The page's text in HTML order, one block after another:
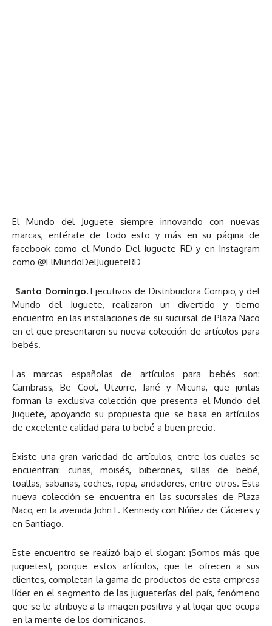
El Mundo del Juguete siempre innovando con nuevas
marcas, entérate de todo esto y más en su página de
facebook como el Mundo Del Juguete RD y en Instagram
como @ElMundoDelJugueteRD
Santo Domingo.Ejecutivos de Distribuidora Corripio, y del
Mundo del Juguete, realizaron un divertido y tierno
encuentro en las instalaciones de su sucursal de Plaza Naco
en el que presentaron su nueva colección de artículos para
bebés.
Las marcas españolas de artículos para bebés son:
Cambrass, Be Cool, Utzurre, Jané y Micuna, que juntas
forman la exclusiva colección que presenta el Mundo del
Juguete, apoyando su propuesta que se basa en artículos
de excelente calidad para tu bebé a buen precio.
Existe una gran variedad de artículos, entre los cuales se
encuentran: cunas, moisés, biberones, sillas de bebé,
toallas, sabanas, coches, ropa, andadores, entre otros. Esta
nueva colección se encuentra en las sucursales de Plaza
Naco, en la avenida John F. Kennedy con Núñez de Cáceres y
en Santiago.
Este encuentro se realizó bajo el slogan: ¡Somos más que
juguetes!, porque estos artículos, que le ofrecen a sus
clientes, completan la gama de productos de esta empresa
líder en el segmento de las jugueterías del país, fenómeno
que se le atribuye a la imagen positiva y al lugar que ocupa
en la mente de los dominicanos.